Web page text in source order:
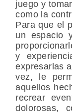
juego y
como la
Para que el
un espacio
y
expresarlas
vez, le
aquellos
recrear
dolorosas,